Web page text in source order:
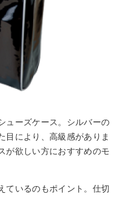
ューズケース。シルバーの
目により、高級感がありま
が欲しい方におすすめのモ
ているのもポイント。仕切